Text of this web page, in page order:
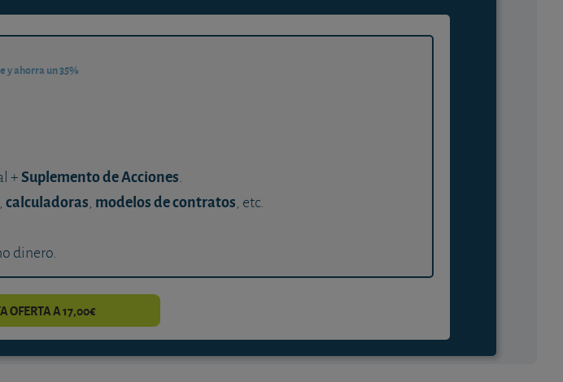
y ahorra un 35%
+Suplemento de Acciones.
calculadoras, modelos de contratos, etc.
dinero.
OFERTA A 17,00€